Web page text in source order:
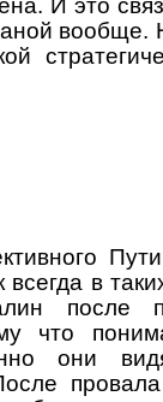
И это
вообще.
в
после
что
они
провала